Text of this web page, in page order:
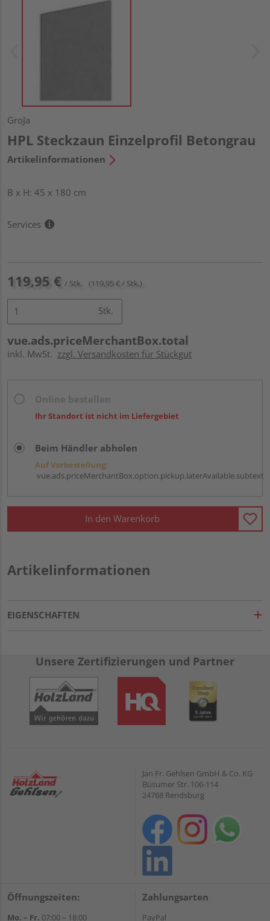
GroJa
HPL Steckzaun Einzelprofil Betongrau
Artikelinformationen
B x H: 45 x 180 cm
Services
119,95 € / Stk. (119,95 € / Stk.)
Stk.
vue.ads.priceMerchantBox.total
inkl. MwSt. zzgl. Versandkosten für Stückgut
Ihr Standort ist nicht im Liefergebiet
Beim Händler abholen
Auf Vorbestellung:
vue.ads.priceMerchantBox.option.pickup.laterAvailable.subtext
In den Warenkorb
Artikelinformationen
EIGENSCHAFTEN
Unsere Zertifizierungen und Partner
Jan Fr. Gehlsen GmbH & Co. KG
Büsumer Str. 106-114
24768 Rendsburg
Öffnungszeiten:
Mo. – Fr. 07:00 – 18:00
Zahlungsarten
PayPal